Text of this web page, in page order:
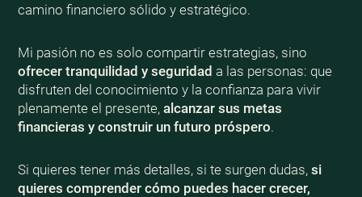
camino financiero sólido y estratégico.
Mi pasión no es solo compartir estrategias, sino
ofrecer tranquilidad y seguridad a las personas: que
disfruten del conocimiento y la confianza para vivir
plenamente el presente, alcanzar sus metas
financieras y construir un futuro próspero.
Si quieres tener más detalles, si te surgen dudas, si
quieres comprender cómo puedes hacer crecer,